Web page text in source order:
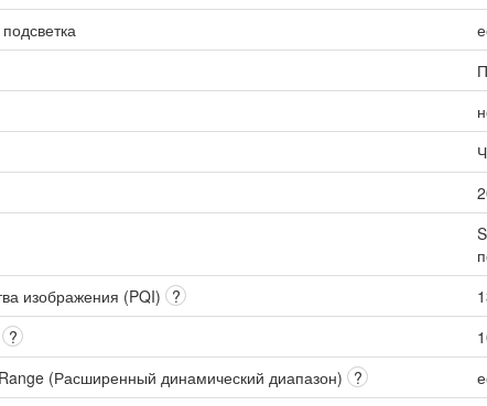
изображения (PQI) ?
?
(Расширенный динамический диапазон) ?